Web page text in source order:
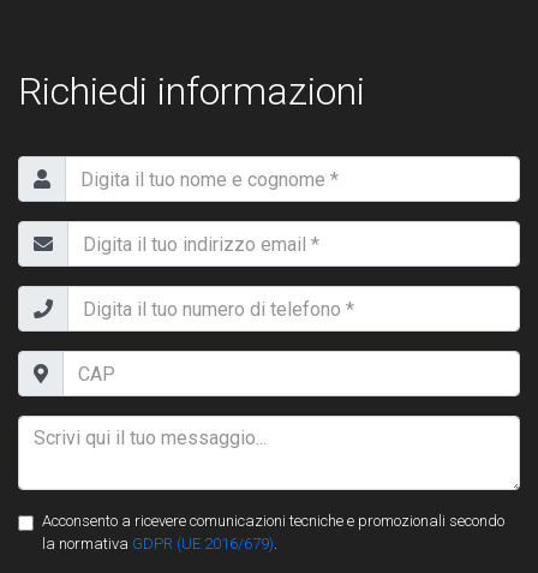
Richiedi informazioni
Acconsento a ricevere comunicazioni tecniche e promozionali secondo
la normativa GDPR (UE 2016/679).